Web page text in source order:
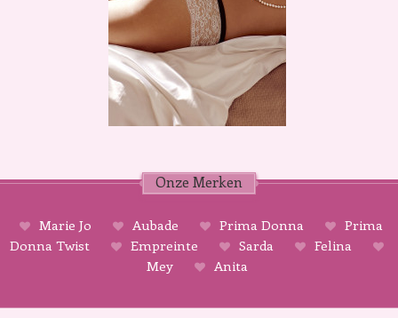
Onze Merken
Marie Jo Aubade Prima Donna
Prima
Donna Twist
Empreinte Sarda
Felina
Mey
Anita